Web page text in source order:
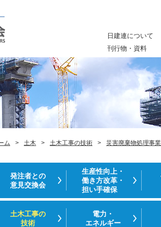
日建連について
刊行物・資料
ム > 土木 > 土木工事の技術 > 災害廃棄物処理事
発注者との
意見交換会
生産性向上・
働き方改革・
担い手確保
土木工事の
技術
電力・
エネルギー